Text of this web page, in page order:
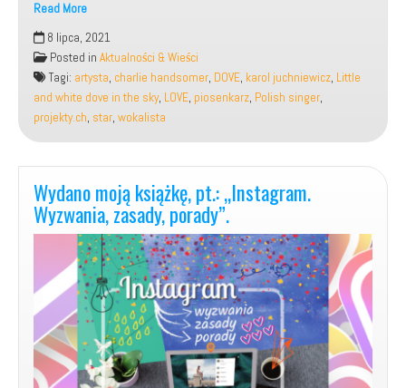
Read More
Moja
nowa,
autorska
piosenka,
pt.:
„Little
and
white
dove
in
the
8 lipca, 2021
Posted in Aktualności & Wieści
Tagi: artysta, charlie handsomer, DOVE, karol juchniewicz, Little
and white dove in the sky, LOVE, piosenkarz, Polish singer,
projekty.ch, star, wokalista
Wydano moją książkę, pt.: „Instagram.
Wyzwania, zasady, porady”.